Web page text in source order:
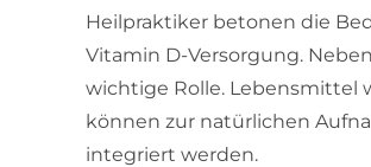
Heilpraktiker betonen die
Vitamin D-Versorgung.
wichtige Rolle. Lebensmittel
können zur natürlichen
integriert werden.